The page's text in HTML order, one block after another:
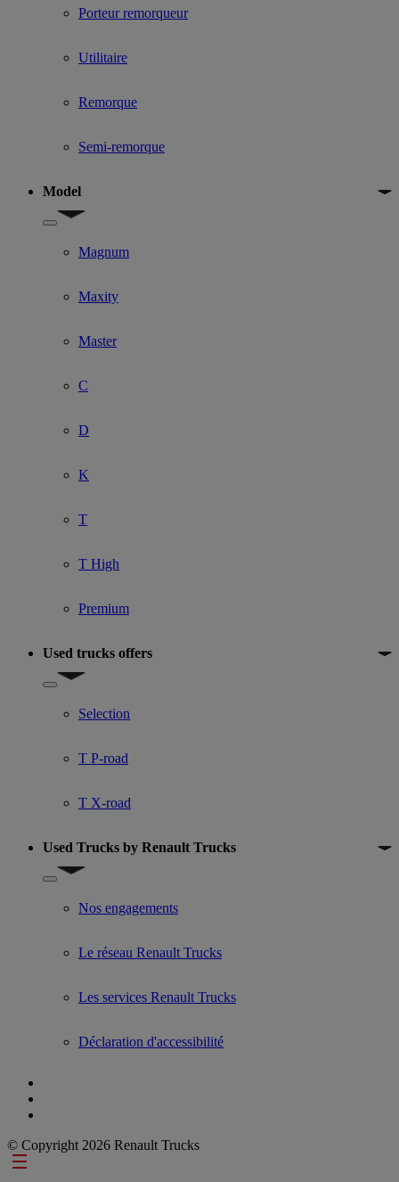
Porteur remorqueur
Utilitaire
Remorque
Semi-remorque
Model
Show submenu for Model
Magnum
Maxity
Master
C
D
K
T
T High
Premium
Used trucks offers
Show submenu for Used trucks offers
Selection
T P-road
T X-road
Used Trucks by Renault Trucks
Show submenu for Used Trucks by Renault Trucks
Nos engagements
Le réseau Renault Trucks
Les services Renault Trucks
Déclaration d'accessibilité
© Copyright 2026 Renault Trucks
Footer links